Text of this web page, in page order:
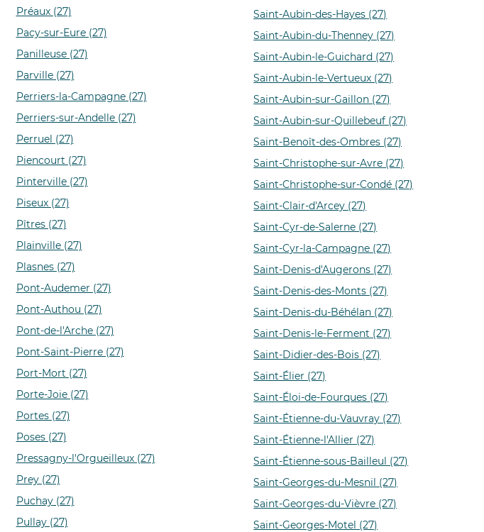
Préaux (27)
Pacy-sur-Eure (27)
Panilleuse (27)
Parville (27)
Perriers-la-Campagne (27)
Perriers-sur-Andelle (27)
Perruel (27)
Piencourt (27)
Pinterville (27)
Piseux (27)
Pîtres (27)
Plainville (27)
Plasnes (27)
Pont-Audemer (27)
Pont-Authou (27)
Pont-de-l'Arche (27)
Pont-Saint-Pierre (27)
Port-Mort (27)
Porte-Joie (27)
Portes (27)
Poses (27)
Pressagny-l'Orgueilleux (27)
Prey (27)
Puchay (27)
Pullay (27)
Saint-Aubin-des-Hayes (27)
Saint-Aubin-du-Thenney (27)
Saint-Aubin-le-Guichard (27)
Saint-Aubin-le-Vertueux (27)
Saint-Aubin-sur-Gaillon (27)
Saint-Aubin-sur-Quillebeuf (27)
Saint-Benoît-des-Ombres (27)
Saint-Christophe-sur-Avre (27)
Saint-Christophe-sur-Condé (27)
Saint-Clair-d'Arcey (27)
Saint-Cyr-de-Salerne (27)
Saint-Cyr-la-Campagne (27)
Saint-Denis-d'Augerons (27)
Saint-Denis-des-Monts (27)
Saint-Denis-du-Béhélan (27)
Saint-Denis-le-Ferment (27)
Saint-Didier-des-Bois (27)
Saint-Élier (27)
Saint-Éloi-de-Fourques (27)
Saint-Étienne-du-Vauvray (27)
Saint-Étienne-l'Allier (27)
Saint-Étienne-sous-Bailleul (27)
Saint-Georges-du-Mesnil (27)
Saint-Georges-du-Vièvre (27)
Saint-Georges-Motel (27)